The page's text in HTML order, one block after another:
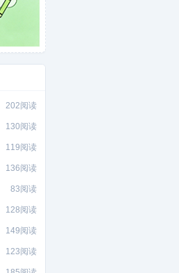
202阅读
130阅读
119阅读
136阅读
83阅读
128阅读
149阅读
123阅读